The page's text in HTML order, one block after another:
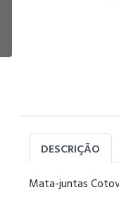
DESCRIÇÃO
Mata-juntas